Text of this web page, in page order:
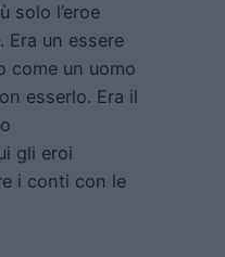
solo l’eroe
un essere
come un uomo
esserlo. Era il
gli eroi
i conti con le